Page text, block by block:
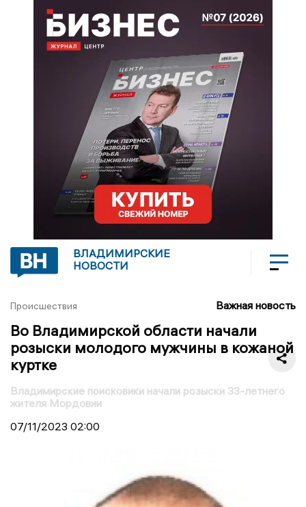
ВЛАДИМИРСКИЕ
НОВОСТИ
Происшествия Важная новость
Во Владимирской области начали
розыски молодого мужчины в кожаной
куртке
Владимирские поисковики начали розыски 33-летнего
жителя Мордовии
07/11/2023 02:00